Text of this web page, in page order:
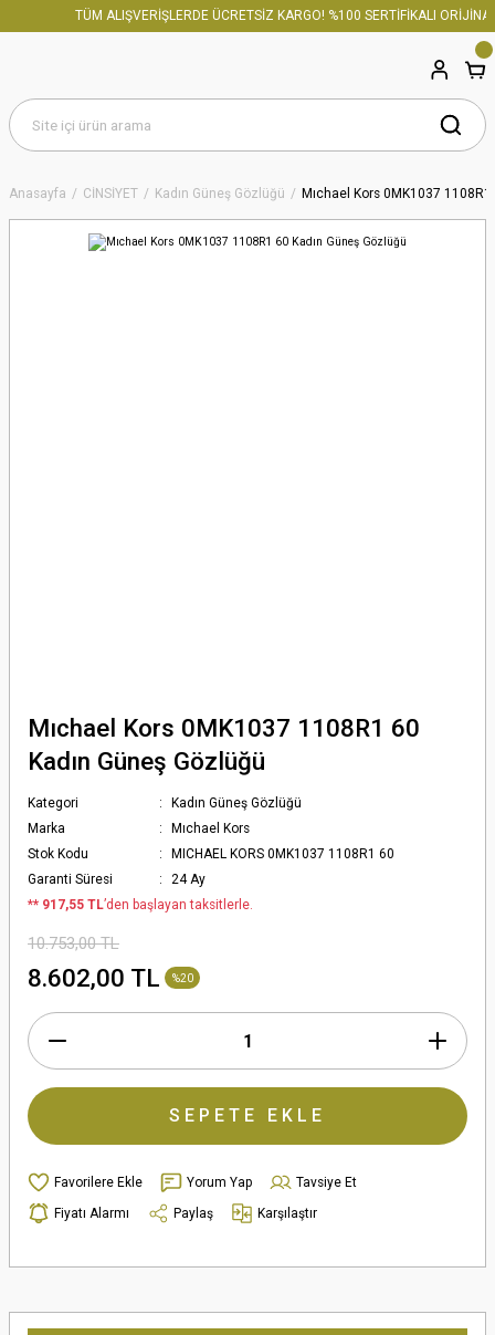
TÜM ALIŞVERİŞLERDE ÜCRETSİZ KARGO! %100 SERTİFİKALI ORİJİNAL
Anasayfa CİNSİYET Kadın Güneş Gözlüğü Mıchael Kors 0MK1037
Mıchael Kors 0MK1037 1108R1 60
Kadın Güneş Gözlüğü
Kategori
Kadın Güneş Gözlüğü
Marka
Mıchael Kors
Stok Kodu
MICHAEL KORS 0MK1037 1108R1 60
Garanti Süresi
24 Ay
** 917,55 TL’den başlayan taksitlerle.
10.753,00 TL
8.602,00 TL %20
SEPETE EKLE
Yorum Yap
Tavsiye Et
Fiyatı Alarmı
Paylaş Karşılaştır